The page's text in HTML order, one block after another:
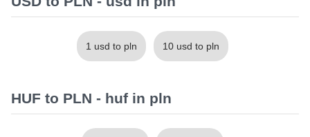
1 usd to pln 10 usd to pln
HUF to PLN - huf in pln